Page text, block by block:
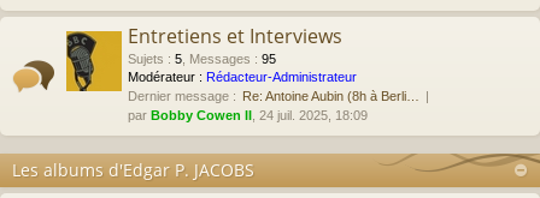
Entretiens et Interviews
Sujets : 5 Messages : 95
Modérateur : Rédacteur-Administrateur
Dernier message : Re: Antoine Aubin (8h à Berli…
par Bobby Cowen II , 24 juil. 2025, 18:09
Les albums d'Edgar P. JACOBS